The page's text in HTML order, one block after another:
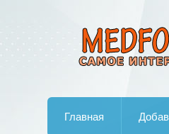
Главная